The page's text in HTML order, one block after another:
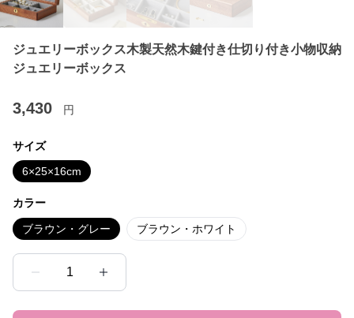
ジュエリーボックス木製天然木鍵付き仕切り付き小物収納
ジュエリーボックス
3,430 円
サイズ
6×25×16cm
カラー
ブラウン・グレー ブラウン・ホワイト
1